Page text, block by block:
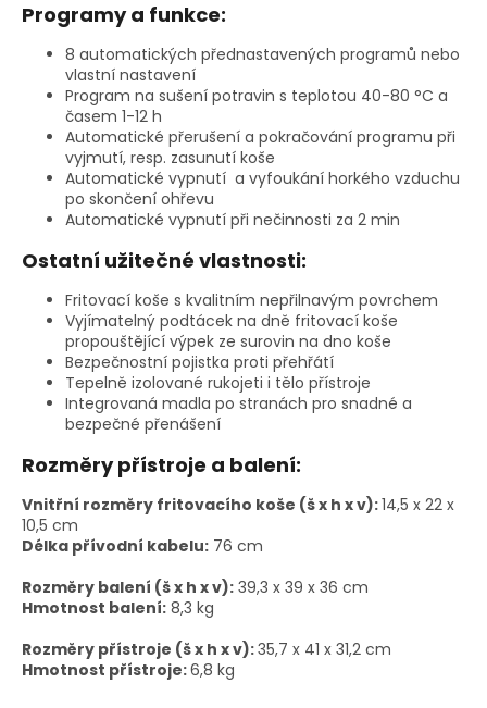
Programy a funkce:
8 automatických přednastavených programů nebo
vlastní nastavení
Program na sušení potravin s teplotou 40-80 °C a
časem 1-12 h
Automatické přerušení a pokračování programu při
vyjmutí, resp. zasunutí koše
Automatické vypnutí a vyfoukání horkého vzduchu
po skončení ohřevu
Automatické vypnutí při nečinnosti za 2 min
Ostatní užitečné vlastnosti:
Fritovací koše s kvalitním nepřilnavým povrchem
Vyjímatelný podtácek na dně fritovací koše
propouštějící výpek ze surovin na dno koše
Bezpečnostní pojistka proti přehřátí
Tepelně izolované rukojeti i tělo přístroje
Integrovaná madla po stranách pro snadné a
bezpečné přenášení
Rozměry přístroje a balení:
Vnitřní rozměry fritovacího koše (š x h x v):14,5 x 22 x
10,5 cm
Délka přívodní kabelu: 76 cm
Rozměry balení (š x h x v): 39,3 x 39 x 36 cm
Hmotnost balení: 8,3 kg
Rozměry přístroje (š x h x v):35,7 x 41 x 31,2 cm
Hmotnost přístroje:6,8 kg